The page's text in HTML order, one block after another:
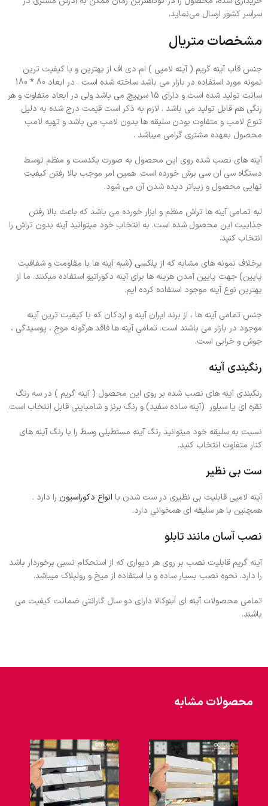
سراسر کشور ارسال می‌نماید.
مشخصات متریال
جنس قاب آینه گریم ( آینه لامپی ) ام دی اف از بهترین و با کیفیت ترین
نمونه مورد استفاده در بازار می باشد ساخته شده است . در ابعاد 80 * 180
سانت تولید شده است و دارای 15 سرپیچ می باشد ولی در ابعاد متفاوت و هر
رنگی هم قابل تولید می باشد . لازم به ذکر است قیمت درج شده به دلیل
تنوع لامپ و متفاوت بودن سلیقه ها بدون لامپ می باشد و تهیه لامپ
محصول بعهده مشتری گرامی میباشد .
آینه های نصب شده روی این محصول به صورت یکدست و منظم توسط
دستگاه سی ان سی برش خورده است. همین امر موجب بالا رفتن کیفیت
نهایی محصول و زیباتر دیده شدن آن می شود.
لبه تمامی آینه ها تراش منظم و ابزار خورده می باشد که باعث بالا رفتن
جذابیت این محصول شده است. به انتخاب خود میتوانید آینه بدون تراش را
انتخاب کنید.
برخلاف نمونه های مشابه که از پلکسی (شبه آینه ها با مقاومت و شفافیت
پایین) جهت پایین آمدن هزینه ها برای آینه دکوراتیو استفاده میکنند. ما از
بهترین نوع آینه موجود استفاده کرده ایم.
جنس تمامی آینه ها ، از برند ایران آینه و اردکان که با کیفیت ترین آینه
موجود در بازار می باشند است. تمامی آینه ها فاقد هرگونه موج ، پوسیدگی ،
جوش و خرابی است.
رنگبندی آینه
رنگبندی آینه های نصب شده بر روی این محصول ( آینه گریم ) در سه رنگ
نقره ای یا سیلور (آینه ساده سفید) و رنگ برنز و شامپاینی قابل انتخاب است.
نسبت به سلیقه خود میتوانید رنگ آینه مستطیلی وسط را با رنگ آینه های
کنار متفاوت انتخاب کنید.
ست بی نظیر
آینه لامپی قابلیت بی نظیری در ست شدن با انواع دکوراسیون را دارد .
همچنین با هر سلیقه ای همخوانی دارد.
نصب آسان مانند تابلو
آینه گریم قابلیت نصب بر روی هر دیواری که از استحکام نسبی برخوردار باشد
را دارد. نحوه نصب بسیار ساده و با استفاده از میخ و رولپلاک میباشد.
تمامی محصولات آینه ای اَبنوکالا دارای دو سال گارانتی ضمانت کیفیت می
باشند.
محصولات مشابه